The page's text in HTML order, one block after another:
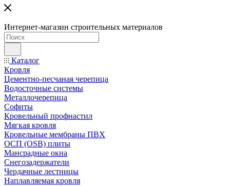
Интернет-магазин строительных материалов
Каталог
Кровля
Цементно-песчаная черепица
Водосточные системы
Металлочерепица
Софиты
Кровельный профнастил
Мягкая кровля
Кровельные мембраны ПВХ
ОСП (OSB) плиты
Мансрадные окна
Снегозадержатели
Чердачные лестницы
Наплавляемая кровля